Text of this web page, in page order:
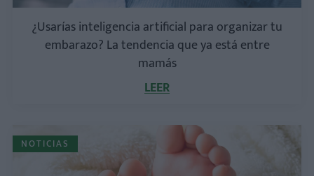
¿Usarías inteligencia artificial para organizar tu
embarazo? La tendencia que ya está entre
mamás
LEER
NOTICIAS